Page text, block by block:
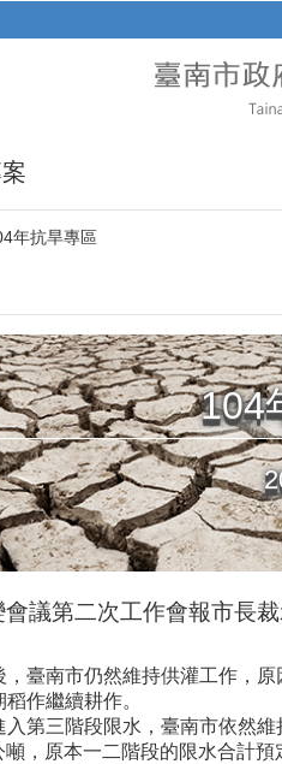
年抗旱專區
104
議第二次工作會報市長裁
臺南市仍然維持供灌工作，
作繼續耕作。
第三階段限水，臺南市依然
，原本一二階段的限水合計